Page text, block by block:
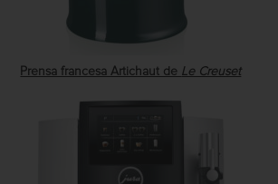
Prensa francesa Artichaut de Le Creuset